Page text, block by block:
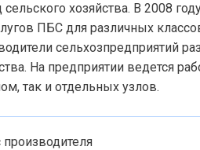
хозяйства. В 2008
ПБС для различных
сельхозпредприятий
На предприятии ведется
так и отдельных узлов.
производителя